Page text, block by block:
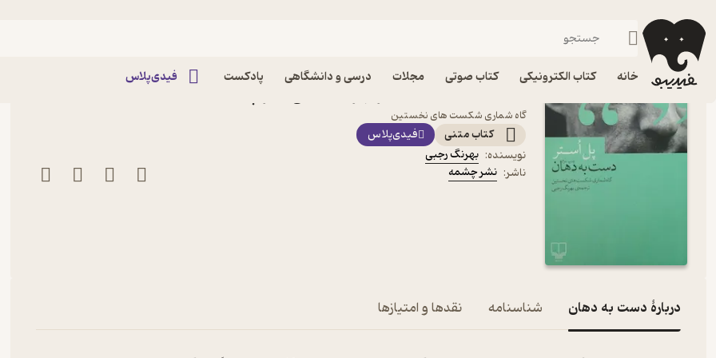
خانه کتاب الکترونیکی کتاب صوتی مجلات درسی و دانشگاهی پادکست فیدی‌پلاس
فیدیبو کتاب الکترونیکی
گاه شماری شکست های نخستین
کتاب متنی
فیدی‌پلاس
نویسنده: بهرنگ رجبی
ناشر: نشر چشمه
دربارۀ دست به دهان شناسنامه نقدها و امتیازها